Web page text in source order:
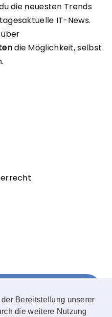
Bereitstellung unserer
die weitere Nutzung
die neuesten Trends
IT-News.
die Möglichkeit, selbst